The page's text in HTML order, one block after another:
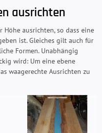
ausrichten
ausrichten, so dass eine
ist. Gleiches gilt auch für
Formen. Unabhängig
wird: Um eine ebene
waagerechte Ausrichten zu